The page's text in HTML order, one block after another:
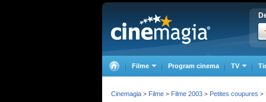
Filme Program cinema TV
Cinemagia > Filme > Filme 2003 > Petites coupures >